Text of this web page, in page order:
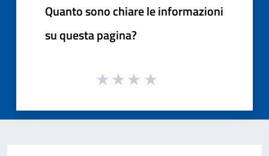
Quanto sono chiare le informazioni
su questa pagina?